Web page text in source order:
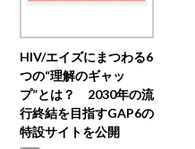
HIV/エイズにまつわる6
つの“理解のギャッ
プ”とは？ 2030年の流
行終結を目指すGAP6の
特設サイトを公開